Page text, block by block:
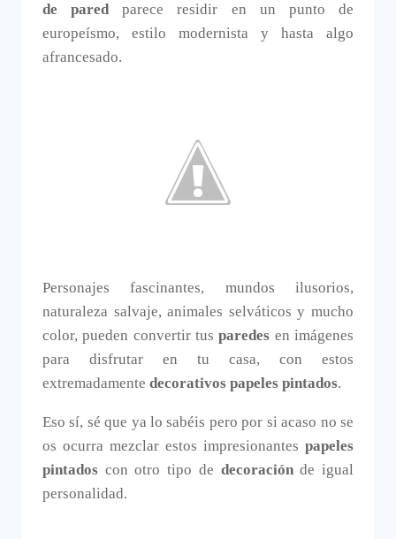
de paredparece residir en un punto de
europeísmo, estilo modernista y hasta algo
afrancesado.
Personajes fascinantes, mundos ilusorios,
naturaleza salvaje, animales selváticos y mucho
color, pueden convertir tusparedes en imágenes
para disfrutar en tu casa, con estos
extremadamente decorativos papeles pintados.
Eso sí, sé que ya lo sabéis pero por si acaso no se
os ocurra mezclar estos impresionantes papeles
pintados con otro tipo de decoraciónde igual
personalidad.